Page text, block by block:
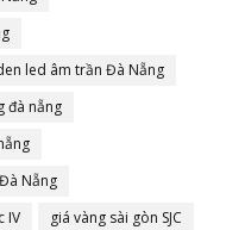
led âm trần Đà Nẵng
đà nẵng
Nẵng
IV giá vàng sài gòn SJC